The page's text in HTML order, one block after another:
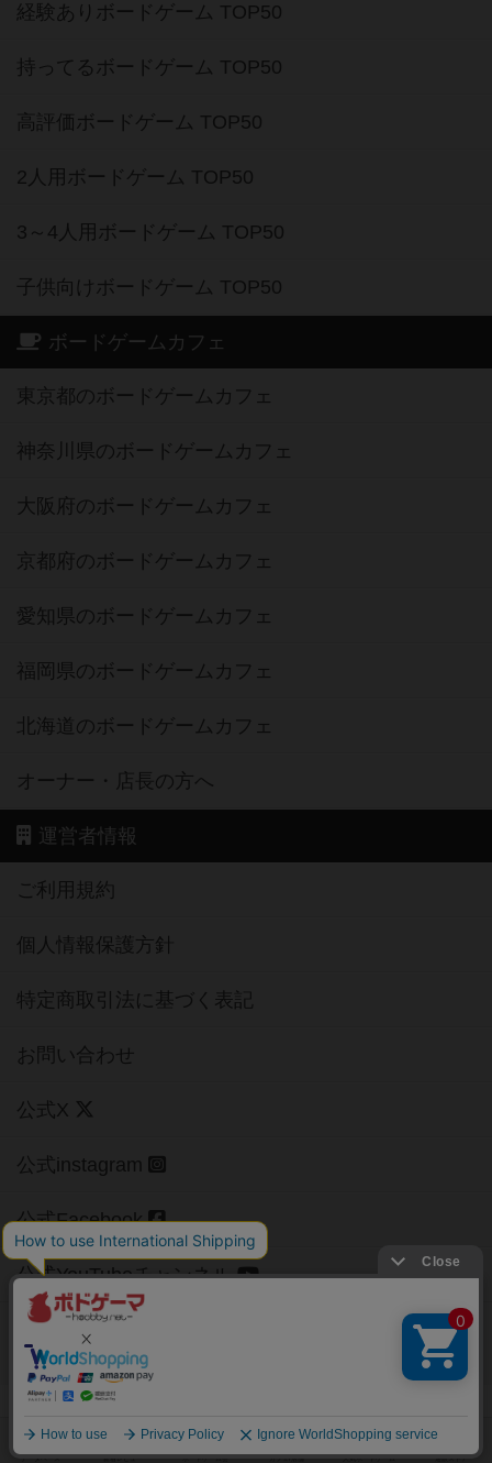
経験ありボードゲーム TOP50
持ってるボードゲーム TOP50
高評価ボードゲーム TOP50
2人用ボードゲーム TOP50
3～4人用ボードゲーム TOP50
子供向けボードゲーム TOP50
ボードゲームカフェ
東京都のボードゲームカフェ
神奈川県のボードゲームカフェ
大阪府のボードゲームカフェ
京都府のボードゲームカフェ
愛知県のボードゲームカフェ
福岡県のボードゲームカフェ
北海道のボードゲームカフェ
オーナー・店長の方へ
運営者情報
ご利用規約
個人情報保護方針
特定商取引法に基づく表記
お問い合わせ
公式X
公式instagram
公式Facebook
公式YouTubeチャンネル